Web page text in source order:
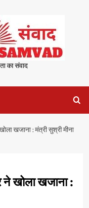
का संवाद
खजाना : मंत्री सुश्री मीना
खोला खजाना :